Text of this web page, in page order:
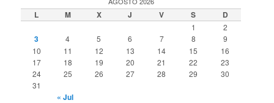
L M X J V S D
1 2
3 4 5 6 7 8
9
10
11 12 13 14 15
16
17
18 19 20 21 22
23
24
25 26 27 28 29
30
31
« Jul